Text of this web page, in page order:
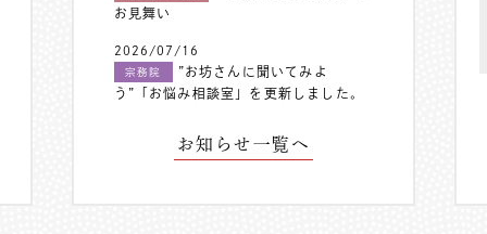
お見舞い
2026/07/16
宗務院
”お坊さんに聞いてみよ
う”「お悩み相談室」を更新しました。
お知らせ一覧へ